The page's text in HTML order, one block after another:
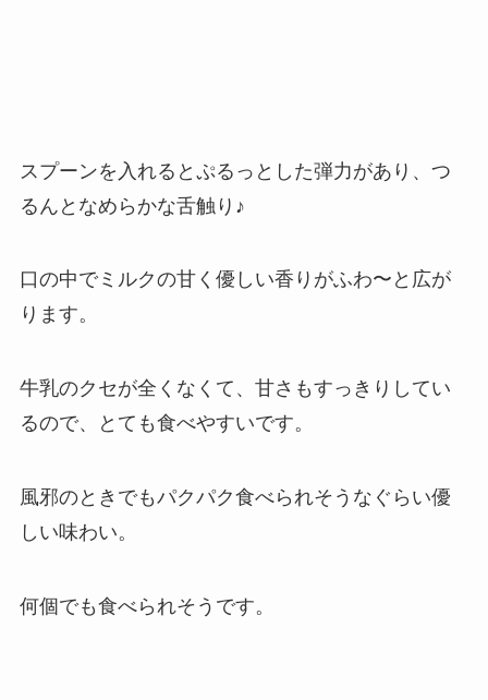
スプーンを入れるとぷるっとした弾力があり、つ
るんとなめらかな舌触り♪
口の中でミルクの甘く優しい香りがふわ〜と広が
ります。
牛乳のクセが全くなくて、甘さもすっきりしてい
るので、とても食べやすいです。
風邪のときでもパクパク食べられそうなぐらい優
しい味わい。
何個でも食べられそうです。